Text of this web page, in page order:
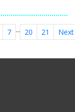
7 ... 20 21